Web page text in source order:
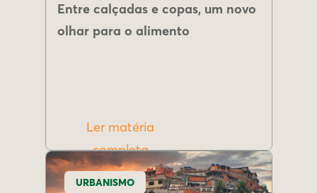
Entre calçadas e copas, um novo
olhar para o alimento
Ler matéria
completa
URBANISMO